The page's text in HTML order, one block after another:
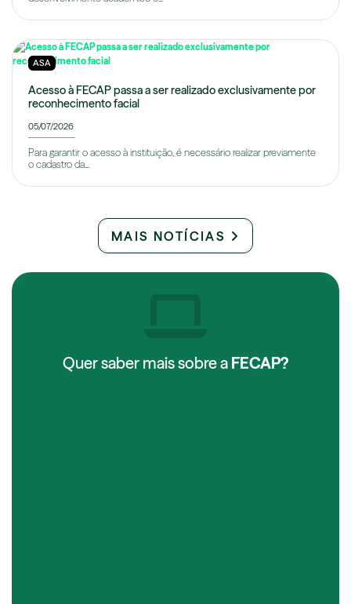
ASA
Acesso à FECAP passa a ser realizado exclusivamente por
reconhecimento facial
05/07/2026
Para garantir o acesso à instituição, é necessário realizar previamente
o cadastro da...
MAIS NOTÍCIAS
Quer saber mais sobre a FECAP?